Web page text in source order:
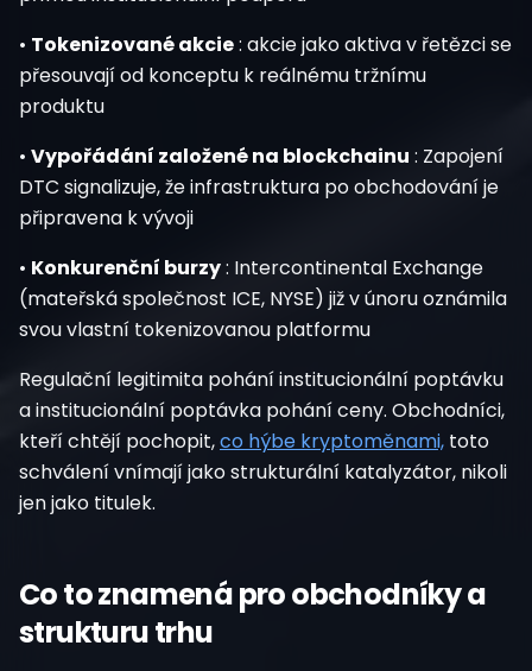
• Tokenizované akcie: akcie jako aktiva v řetězci se
přesouvají od konceptu k reálnému tržnímu
produktu
• Vypořádání založené na blockchainu : Zapojení
DTC signalizuje, že infrastruktura po obchodování je
připravena k vývoji
• Konkurenční burzy: Intercontinental Exchange
(mateřská společnost ICE, NYSE) již v únoru oznámila
svou vlastní tokenizovanou platformu
Regulační legitimita pohání institucionální poptávku
a institucionální poptávka pohání ceny. Obchodníci,
kteří chtějí pochopit,co hýbe kryptoměnami, toto
schválení vnímají jako strukturální katalyzátor, nikoli
jen jako titulek.
Co to znamená pro obchodníky a
strukturu trhu